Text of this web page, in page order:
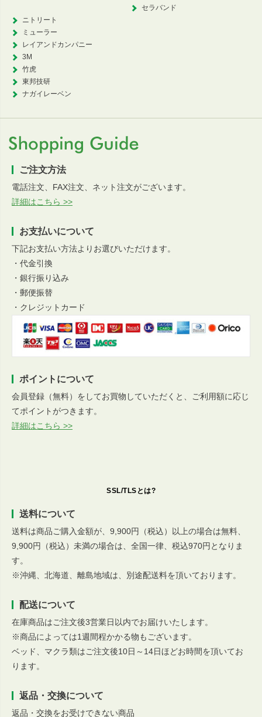
セラバンド
ニトリート
ミューラー
レイアンドカンパニー
3M
竹虎
東邦技研
ナガイレーベン
ご注文方法
電話注文、FAX注文、ネット注文がございます。
詳細はこちら >>
お支払いについて
下記お支払い方法よりお選びいただけます。
・代金引換
・銀行振り込み
・郵便振替
・クレジットカード
ポイントについて
会員登録（無料）をしてお買物していただくと、ご利用額に応じ
てポイントがつきます。
詳細はこちら >>
SSL/TLSとは?
送料について
送料は商品ご購入金額が、9,900円（税込）以上の場合は無料、
9,900円（税込）未満の場合は、全国一律、税込970円となりま
す。
※沖縄、北海道、離島地域は、別途配送料を頂いております。
配送について
在庫商品はご注文後3営業日以内でお届けいたします。
※商品によっては1週間程かかる物もございます。
ベッド、マクラ類はご注文後10日～14日ほどお時間を頂いてお
ります。
返品・交換について
返品・交換をお受けできない商品